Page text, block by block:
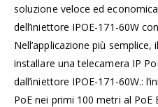
soluzione veloce ed
dell’iniettore IPOE-171-60W
Nell’applicazione più
installare una telecamera IP
dall’iniettore IPOE-171-60W.:
PoE nei primi 100 metri al PoE